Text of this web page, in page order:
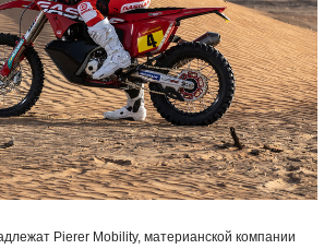
Pierer Mobility, материанской компании